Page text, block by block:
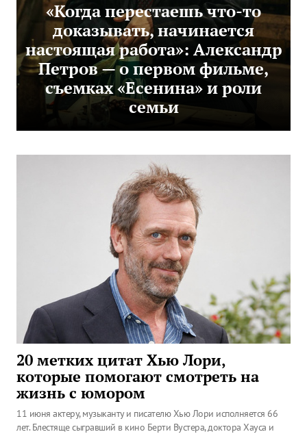
«Когда перестаешь что-то
доказывать, начинается
настоящая работа»: Александр
Петров — о первом фильме,
съемках «Есенина» и роли
семьи
20 метких цитат Хью Лори,
которые помогают смотреть на
жизнь с юмором
11 июня актеру, музыканту и писателю Хью Лори исполняется 66
лет. Блестяще сыгравший в кино Берти Вустера, доктора Хауса и